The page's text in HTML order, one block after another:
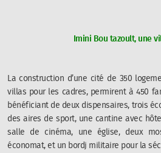
Imini Bou tazoult, une
La construction d’une cité de 350
villas pour les cadres, permirent à 450
bénéficiant de deux dispensaires, trois
des aires de sport, une cantine avec
salle de cinéma, une église, deux
économat, et un bordj militaire pour la